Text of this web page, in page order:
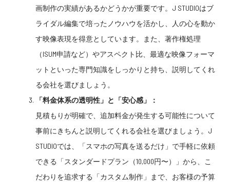
画制作の実績があるかどうかが重要です。J STUDIOはブ
ライダル編集で培ったノウハウを活かし、人の心を動か
す映像表現を得意としています。また、著作権処理
（ISUM申請など）やアスペクト比、最適な映像フォーマ
ットといった専門知識をしっかりと持ち、説明してくれ
る会社を選びましょう。
「料金体系の透明性」と「安心感」：
見積もりが明確で、追加料金が発生する可能性について
事前にきちんと説明してくれる会社を選びましょう。J
STUDIOでは、「スマホの写真を送るだけ」で手軽に依頼
できる「スタンダードプラン（10,000円〜）」から、こ
だわりを追求する「カスタム制作」まで、お客様の予算